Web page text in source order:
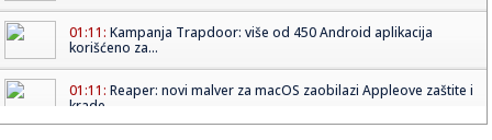
01:11: Kampanja Trapdoor: više od 450 Android aplikacija
korišćeno za...
01:11: Reaper: novi malver za macOS zaobilazi Appleove zaštite i
krade ...